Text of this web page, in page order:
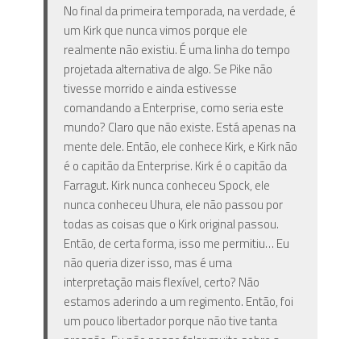
No final da primeira temporada, na verdade, é
um Kirk que nunca vimos porque ele
realmente não existiu. É uma linha do tempo
projetada alternativa de algo. Se Pike não
tivesse morrido e ainda estivesse
comandando a Enterprise, como seria este
mundo? Claro que não existe. Está apenas na
mente dele. Então, ele conhece Kirk, e Kirk não
é o capitão da Enterprise. Kirk é o capitão da
Farragut. Kirk nunca conheceu Spock, ele
nunca conheceu Uhura, ele não passou por
todas as coisas que o Kirk original passou.
Então, de certa forma, isso me permitiu… Eu
não queria dizer isso, mas é uma
interpretação mais flexível, certo? Não
estamos aderindo a um regimento. Então, foi
um pouco libertador porque não tive tanta